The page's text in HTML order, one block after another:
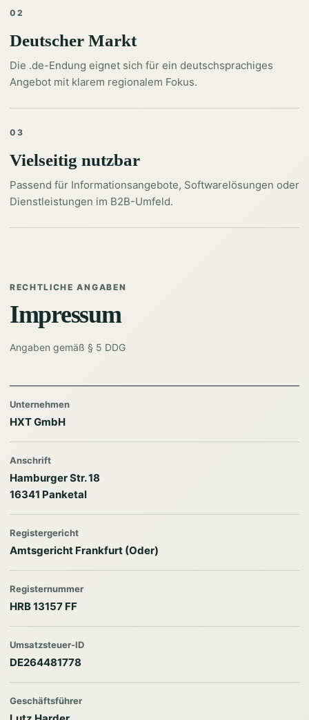
02
Deutscher Markt
Die .de-Endung eignet sich für ein deutschsprachiges
Angebot mit klarem regionalem Fokus.
03
Vielseitig nutzbar
Passend für Informationsangebote, Softwarelösungen oder
Dienstleistungen im B2B-Umfeld.
RECHTLICHE ANGABEN
Impressum
Angaben gemäß § 5 DDG
Unternehmen
HXT GmbH
Anschrift
Hamburger Str. 18
16341 Panketal
Registergericht
Amtsgericht Frankfurt (Oder)
Registernummer
HRB 13157 FF
Umsatzsteuer-ID
DE264481778
Geschäftsführer